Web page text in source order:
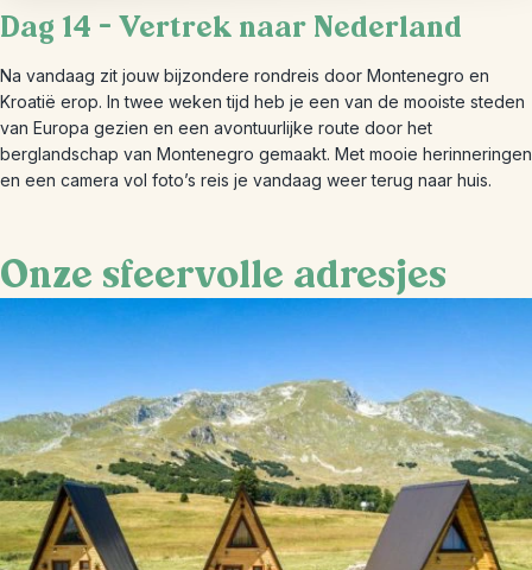
Dag 14 – Vertrek naar Nederland
Na vandaag zit jouw bijzondere rondreis door Montenegro en
Kroatië erop. In twee weken tijd heb je een van de mooiste steden
van Europa gezien en een avontuurlijke route door het
berglandschap van Montenegro gemaakt. Met mooie herinneringen
en een camera vol foto’s reis je vandaag weer terug naar huis.
Onze sfeervolle adresjes